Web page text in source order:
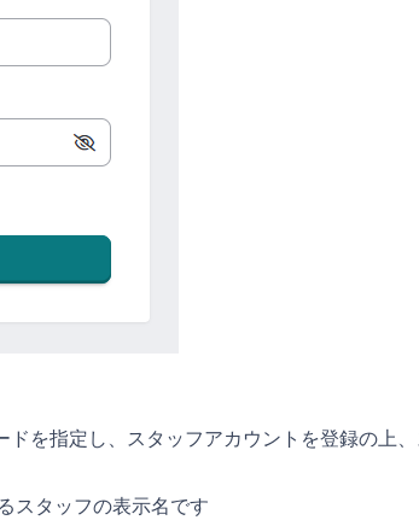
を指定し、スタッフアカウントを登録の上
スタッフの表示名です